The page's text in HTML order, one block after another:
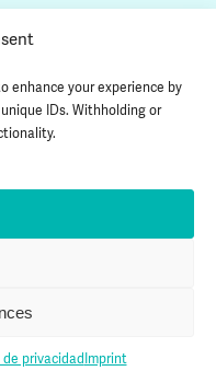
enhance your experience by
IDs. Withholding or
privacidad Imprint
de AMCON INC.
s.r.o. Todos los derechos
reservados.